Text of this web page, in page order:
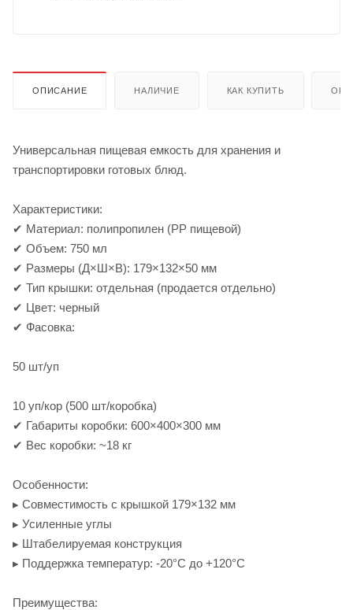
ОПИСАНИЕ НАЛИЧИЕ КАК КУПИТЬ
Универсальная пищевая емкость для хранения и
транспортировки готовых блюд.
Характеристики:
✔ Материал: полипропилен (PP пищевой)
✔ Объем: 750 мл
✔ Размеры (Д×Ш×В): 179×132×50 мм
✔ Тип крышки: отдельная (продается отдельно)
✔ Цвет: черный
✔ Фасовка:
50 шт/уп
10 уп/кор (500 шт/коробка)
✔ Габариты коробки: 600×400×300 мм
✔ Вес коробки: ~18 кг
Особенности:
▸ Совместимость с крышкой 179×132 мм
▸ Усиленные углы
▸ Штабелируемая конструкция
▸ Поддержка температур: -20°C до +120°C
Преимущества: